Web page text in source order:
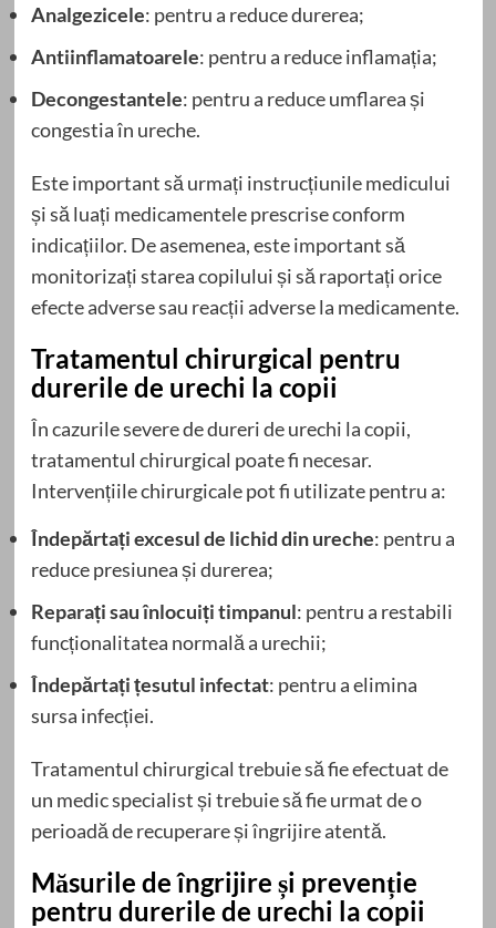
Analgezicele: pentru a reduce durerea;
Antiinflamatoarele: pentru a reduce inflamația;
Decongestantele: pentru a reduce umflarea și
congestia în ureche.
Este important să urmați instrucțiunile medicului
și să luați medicamentele prescrise conform
indicațiilor. De asemenea, este important să
monitorizați starea copilului și să raportați orice
efecte adverse sau reacții adverse la medicamente.
Tratamentul chirurgical pentru
durerile de urechi la copii
În cazurile severe de dureri de urechi la copii,
tratamentul chirurgical poate fi necesar.
Intervențiile chirurgicale pot fi utilizate pentru a:
Îndepărtați excesul de lichid din ureche: pentru a
reduce presiunea și durerea;
Reparați sau înlocuiți timpanul: pentru a restabili
funcționalitatea normală a urechii;
Îndepărtați țesutul infectat: pentru a elimina
sursa infecției.
Tratamentul chirurgical trebuie să fie efectuat de
un medic specialist și trebuie să fie urmat de o
perioadă de recuperare și îngrijire atentă.
Măsurile de îngrijire și prevenție
pentru durerile de urechi la copii